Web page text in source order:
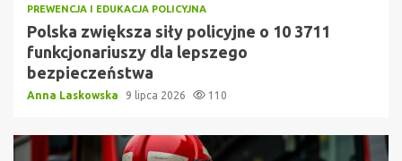
PREWENCJA I EDUKACJA POLICYJNA
Polska zwiększa siły policyjne o 10 3711
funkcjonariuszy dla lepszego
bezpieczeństwa
Anna Laskowska 9 lipca 2026 110